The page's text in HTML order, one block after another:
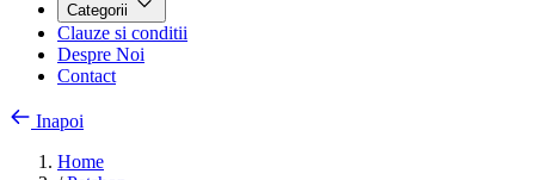
Categorii
Clauze si conditii
Despre Noi
Contact
Inapoi
Home